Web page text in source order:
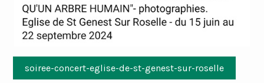
soiree-concert-eglise-de-st-genest-sur-roselle